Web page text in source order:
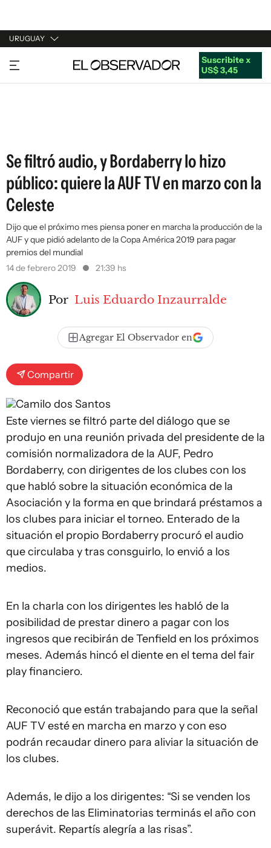
URUGUAY
URUGUAY
ARGENTINA
Suscribite x
US$ 3,45
Se filtró audio, y Bordaberry lo hizo
público: quiere la AUF TV en marzo con la
Celeste
Dijo que el próximo mes piensa poner en marcha la producción de la
AUF y que pidió adelanto de la Copa América 2019 para pagar
premios del mundial
14 de febrero 2019
21:39 hs
Por Luis Eduardo Inzaurralde
Agregar El Observador en
Compartir
Camilo dos Santos
Este viernes se filtró parte del diálogo que se
produjo en una reunión privada del presidente de la
comisión normalizadora de la AUF, Pedro
Bordaberry, con dirigentes de los clubes con los
que habló sobre la situación económica de la
Asociación y la forma en que brindará préstamos a
los clubes para iniciar el torneo. Enterado de la
situación el propio Bordaberry procuró el audio
que circulaba y tras consguirlo, lo envió a los
medios.
En la charla con los dirigentes les habló de la
posibilidad de prestar dinero a pagar con los
ingresos que recibirán de Tenfield en los próximos
meses. Además hincó el diente en el tema del fair
play financiero.
Reconoció que están trabajando para que la señal
AUF TV esté en marcha en marzo y con eso
podrán recaudar dinero para aliviar la situación de
los clubes.
Además, le dijo a los dirigentes: “Si se venden los
derechos de las Eliminatorias terminás el año con
superávit. Repartís alegría a las risas”.